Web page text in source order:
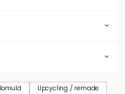
Upcycling / remade